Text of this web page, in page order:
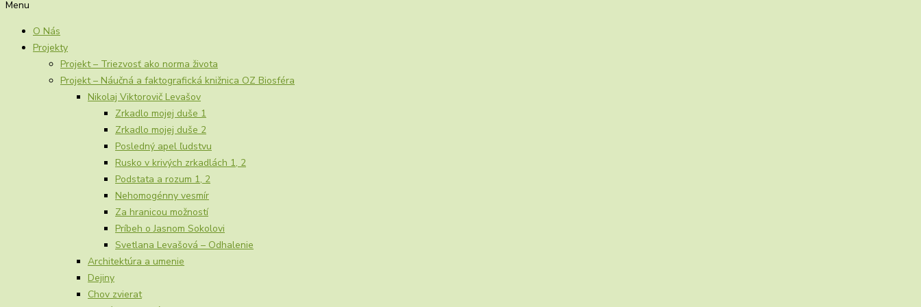
Menu
O Nás
Projekty
Projekt – Triezvosť ako norma života
Projekt – Náučná a faktografická knižnica OZ Biosféra
Nikolaj Viktorovič Levašov
Zrkadlo mojej duše 1
Zrkadlo mojej duše 2
Posledný apel ľudstvu
Rusko v krivých zrkadlách 1, 2
Podstata a rozum 1, 2
Nehomogénny vesmír
Za hranicou možností
Príbeh o Jasnom Sokolovi
Svetlana Levašová – Odhalenie
Architektúra a umenie
Dejiny
Chov zvierat